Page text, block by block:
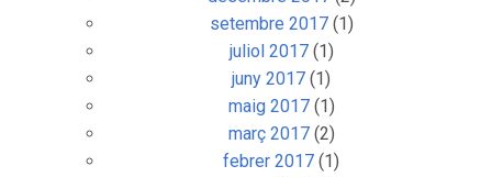
setembre 2017(1)
juliol 2017(1)
juny 2017 (1)
maig 2017(1)
març 2017(2)
febrer 2017 (1)